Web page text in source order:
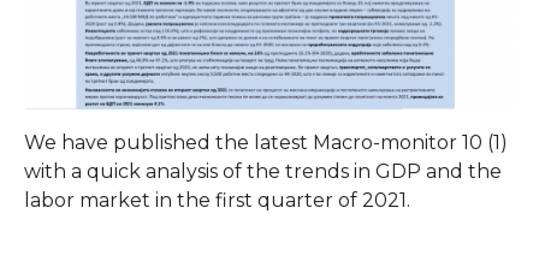
We have published the latest Macro-monitor 10 (1)
with a quick analysis of the trends in GDP and the
labor market in the first quarter of 2021.